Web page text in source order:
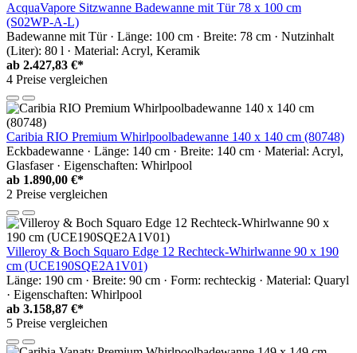
AcquaVapore Sitzwanne Badewanne mit Tür 78 x 100 cm
(S02WP-A-L)
Badewanne mit Tür · Länge: 100 cm · Breite: 78 cm · Nutzinhalt
(Liter): 80 l · Material: Acryl, Keramik
ab 2.427,83 €*
4 Preise vergleichen
Caribia RIO Premium Whirlpoolbadewanne 140 x 140 cm (80748)
Eckbadewanne · Länge: 140 cm · Breite: 140 cm · Material: Acryl,
Glasfaser · Eigenschaften: Whirlpool
ab 1.890,00 €*
2 Preise vergleichen
Villeroy & Boch Squaro Edge 12 Rechteck-Whirlwanne 90 x 190
cm (UCE190SQE2A1V01)
Länge: 190 cm · Breite: 90 cm · Form: rechteckig · Material: Quaryl
· Eigenschaften: Whirlpool
ab 3.158,87 €*
5 Preise vergleichen